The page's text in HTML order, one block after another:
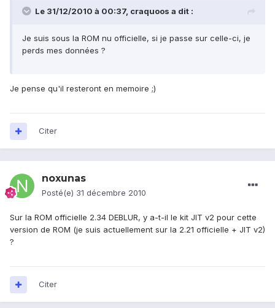
Le 31/12/2010 à 00:37, craquoos a dit :
Je suis sous la ROM nu officielle, si je passe sur celle-ci, je
perds mes données ?
Je pense qu'il resteront en memoire ;)
Citer
noxunas
Posté(e) 31 décembre 2010
Sur la ROM officielle 2.34 DEBLUR, y a-t-il le kit JIT v2 pour cette
version de ROM (je suis actuellement sur la 2.21 officielle + JIT v2)
?
Citer